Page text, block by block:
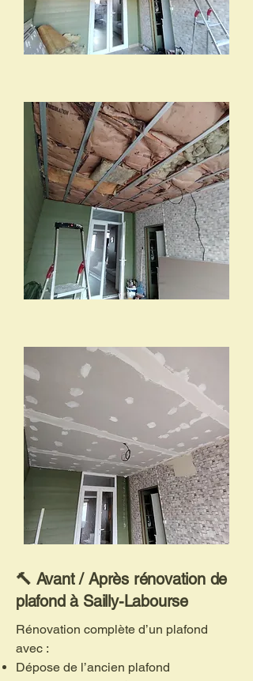
🔨 Avant / Après rénovation de
plafond à Sailly-Labourse
Rénovation complète d’un plafond
avec :
Dépose de l’ancien plafond